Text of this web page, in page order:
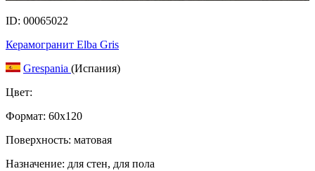
ID: 00065022
Керамогранит Elba Gris
Grespania (Испания)
Цвет:
Формат: 60x120
Поверхность: матовая
Назначение: для стен, для пола